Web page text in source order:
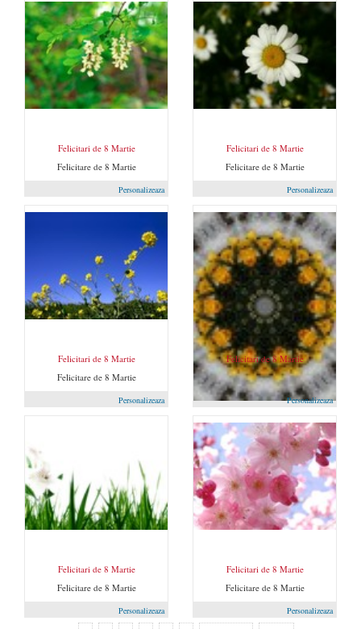
Felicitari de 8 Martie
Felicitare de 8 Martie
Personalizeaza
Felicitari de 8 Martie
Felicitare de 8 Martie
Personalizeaza
Felicitari de 8 Martie
Felicitare de 8 Martie
Personalizeaza
Felicitari de 8 Martie
Felicitare de 8 Martie
Personalizeaza
Felicitari de 8 Martie
Felicitare de 8 Martie
Personalizeaza
Felicitari de 8 Martie
Felicitare de 8 Martie
Personalizeaza